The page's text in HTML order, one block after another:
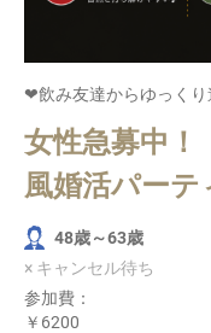
❤飲み友達からゆっく
女性急募中
風婚活パー
48歳～63歳
× キャンセル待ち
参加費：
￥6200